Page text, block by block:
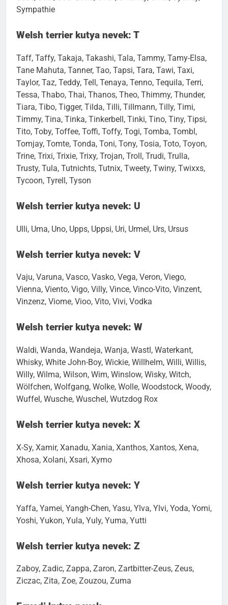
Suse, Susi, Susi-Lotta, Sven, Swanny, Swat, Sydney,
Taff, Taffy, Takaja, Takashi, Tala, Tammy, Tamy-Elsa,
Tane Mahuta, Tanner, Tao, Tapsi, Tara, Tawi, Taxi,
Taylor, Taz, Teddy, Tell, Tenaya, Tenno, Tequila, Terri,
Tessa, Thabo, Thai, Thanos, Theo, Thimmy, Thunder,
Tiara, Tibo, Tigger, Tilda, Tilli, Tillmann, Tilly, Timi,
Timmy, Tina, Tinka, Tinkerbell, Tinki, Tino, Tiny, Tipsi,
Tito, Toby, Toffee, Toffi, Toffy, Togi, Tomba, Tombl,
Tomjay, Tomte, Tonda, Toni, Tony, Tosia, Toto, Toyon,
Trine, Trixi, Trixie, Trixy, Trojan, Troll, Trudi, Trulla,
Trusty, Tula, Tutnichts, Tutnix, Tweety, Twiny, Twixxs,
Welsh terrier kutya nevek: V
Vaju, Varuna, Vasco, Vasko, Vega, Veron, Viego,
Vienna, Viento, Vigo, Villy, Vince, Vinco-Vito, Vinzent,
Waldi, Wanda, Wandeja, Wanja, Wastl, Waterkant,
Whisky, White John-Boy, Wickie, Willhelm, Willi, Willis,
Willy, Wilma, Wilson, Wim, Winslow, Wisky, Witch,
Wölfchen, Wolfgang, Wolke, Wolle, Woodstock, Woody,
X-Sy, Xamir, Xanadu, Xania, Xanthos, Xantos, Xena,
Yaffa, Yamei, Yangh-Chen, Yasu, Ylva, Ylvi, Yoda, Yomi,
Welsh terrier kutya nevek: Z
Zaboy, Zadic, Zappa, Zaron, Zartbitter-Zeus, Zeus,